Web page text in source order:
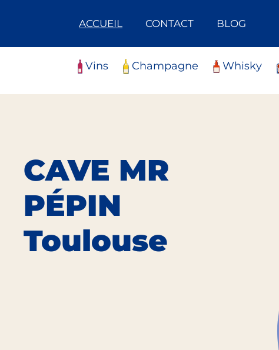
ACCUEIL CONTACT BLOG
Vins Champagne Whisky
CAVE MR
PÉPIN
Toulouse